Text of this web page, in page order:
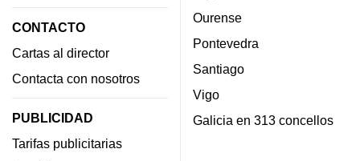
CONTACTO
Cartas al director
Contacta con nosotros
PUBLICIDAD
Tarifas publicitarias
Ourense
Pontevedra
Santiago
Vigo
Galicia en 313 concellos